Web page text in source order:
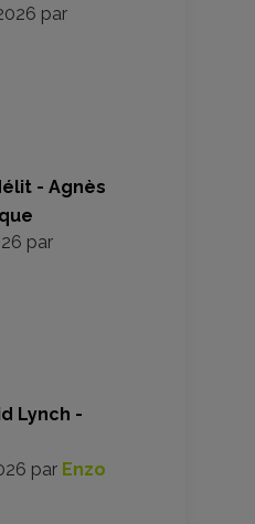
par
- Agnès
par
Lynch -
par Enzo